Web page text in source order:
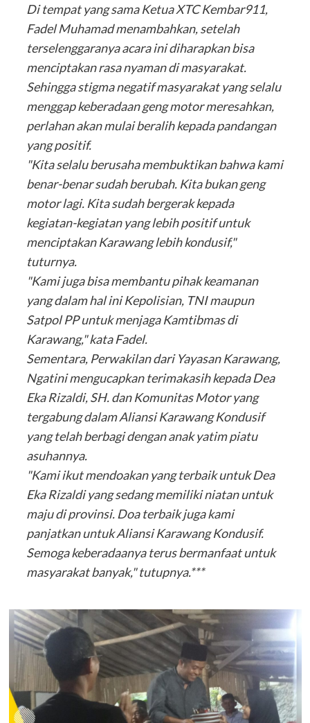
Di tempat yang sama Ketua XTC Kembar911,
Fadel Muhamad menambahkan, setelah
terselenggaranya acara ini diharapkan bisa
menciptakan rasa nyaman di masyarakat.
Sehingga stigma negatif masyarakat yang selalu
menggap keberadaan geng motor meresahkan,
perlahan akan mulai beralih kepada pandangan
yang positif.
"Kita selalu berusaha membuktikan bahwa kami
benar-benar sudah berubah. Kita bukan geng
motor lagi. Kita sudah bergerak kepada
kegiatan-kegiatan yang lebih positif untuk
menciptakan Karawang lebih kondusif,"
tuturnya.
"Kami juga bisa membantu pihak keamanan
yang dalam hal ini Kepolisian, TNI maupun
Satpol PP untuk menjaga Kamtibmas di
Karawang," kata Fadel.
Sementara, Perwakilan dari Yayasan Karawang,
Ngatini mengucapkan terimakasih kepada Dea
Eka Rizaldi, SH. dan Komunitas Motor yang
tergabung dalam Aliansi Karawang Kondusif
yang telah berbagi dengan anak yatim piatu
asuhannya.
"Kami ikut mendoakan yang terbaik untuk Dea
Eka Rizaldi yang sedang memiliki niatan untuk
maju di provinsi. Doa terbaik juga kami
panjatkan untuk Aliansi Karawang Kondusif.
Semoga keberadaanya terus bermanfaat untuk
masyarakat banyak," tutupnya.***